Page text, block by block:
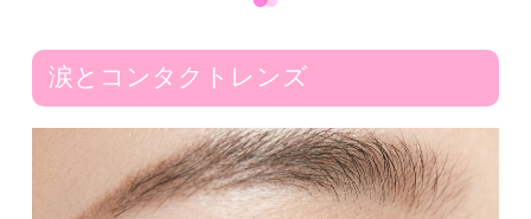
こんな使い方をしている
あなたはアブナイ！？
コンタクトに関連した眼障害
涙とコンタクトレンズ